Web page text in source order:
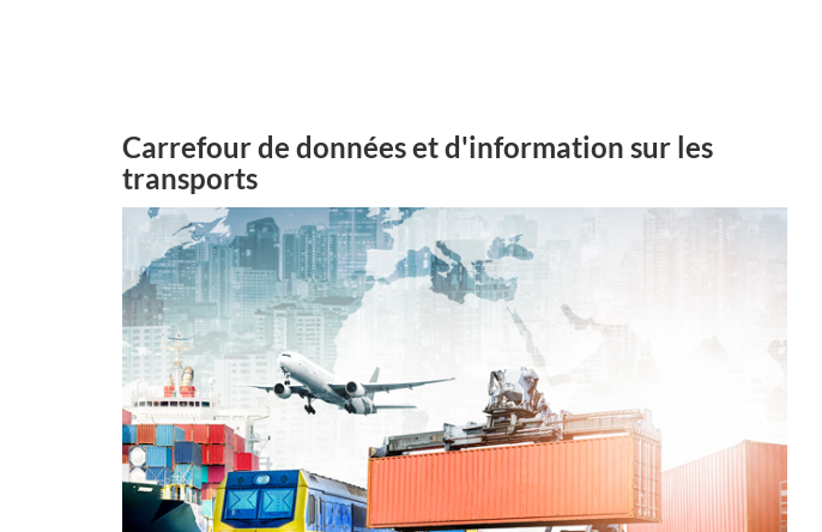
Carrefour de données et d'information sur les
transports